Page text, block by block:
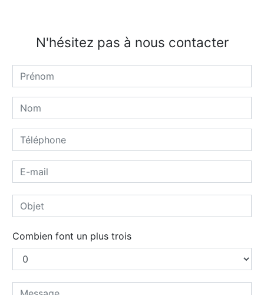
N'hésitez pas à nous contacter
Combien font un plus trois